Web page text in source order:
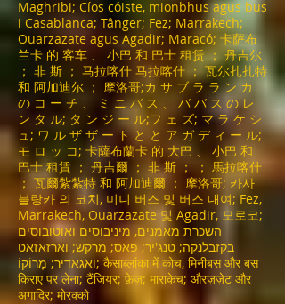
Maghribi; Cíos cóiste, mionbhus agus bus
i Casablanca; Tânger; Fez; Marrakech;
Ouarzazate agus Agadir; Maracó; 卡萨布
兰卡 的 客车 、 小巴 和 巴士 租赁 ； 丹吉尔
； 非 斯 ； 马拉喀什 马拉喀什 ； 瓦尔扎扎特
和 阿加迪尔 ； 摩洛哥;カ サ ブ ラ ラ ン カ
の コ ー チ 、 ミ ニ バ ス 、 バ バ ス の レ
ン タ ル; タ ン ジ ー ル;フ ェ ズ; マ ラ ケ シ
ュ; ワ ル ザ ザ ー ト と と ア ガ デ ィ ー ル;
モ ロ ッ コ; 卡薩布蘭卡 的 大巴 、 小巴 和
巴士 租賃 ； 丹吉爾 ； 非 斯 ； ； 馬拉喀什
； 瓦爾紮紮特 和 阿加迪爾 ； 摩洛哥; 카사
블랑카 의 코치, 미니 버스 및 버스 대여; Fez,
Marrakech, Ouarzazate 및 Agadir, 모로코;
השכרת מאמנים, מיניבוסים ואוטובוסים
בקזבלנקה; טנג'יר; פאס; מרקש; וארזאזאט
ואגאדיר; מָרוֹקוֹ; कैसाब्लांका में कोच, मिनीबस और बस
किराए पर लेना; टैंजियर; फ़ेज़; माराकेच; औरज़ज़ेट और
अगादिर; मोरक्को